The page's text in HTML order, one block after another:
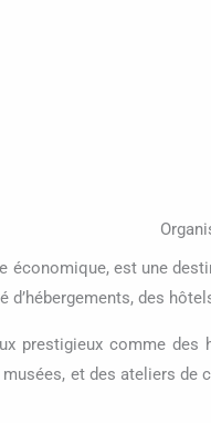
économique, est une
des
prestigieux comme
et des ateliers